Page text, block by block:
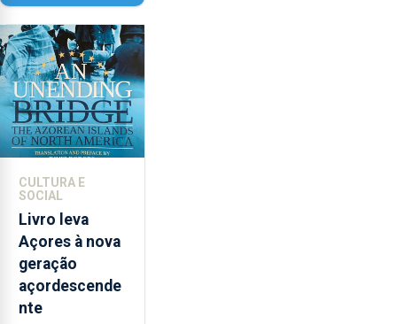
contar com
novos
instrumentos
CULTURA E
SOCIAL
Livro leva
Açores à nova
geração
açordescende
nte